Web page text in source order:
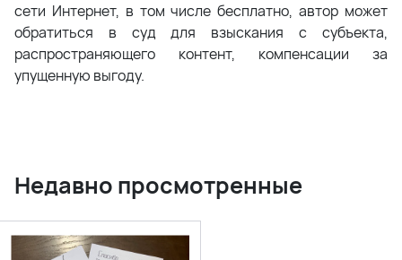
сети Интернет, в том числе бесплатно, автор может
обратиться в суд для взыскания с субъекта,
распространяющего контент, компенсации за
упущенную выгоду.
Недавно просмотренные